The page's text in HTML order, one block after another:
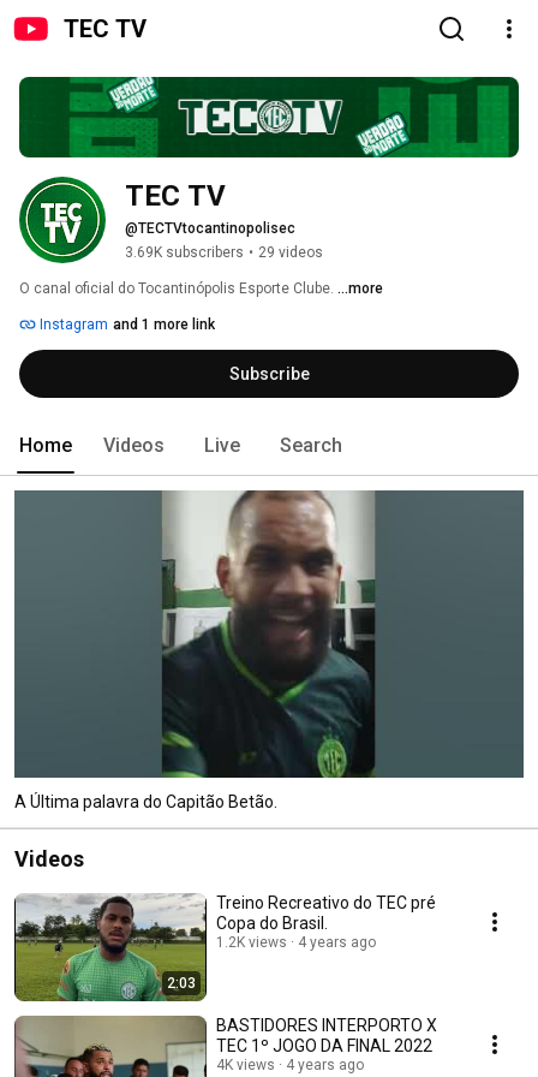
TEC TV
TEC TV
@TECTVtocantinopolisec
3.69K subscribers • 29 videos
O canal oficial do Tocantinópolis Esporte Clube. ...more
Instagram and 1 more link
Subscribe
Home Videos Live Search
A Última palavra do Capitão Betão.
Videos
2:03
Treino Recreativo do TEC pré
Copa do Brasil.
1.2K views 4 years ago
BASTIDORES INTERPORTO X
TEC 1º JOGO DA FINAL 2022
4K views 4 years ago